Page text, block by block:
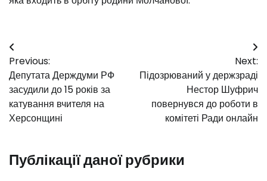
Навігація
записів
Previous:
Депутата Держдуми РФ
засудили до 15 років за
катування вчителя на
Херсонщині
Next:
Підозрюваний у держзраді
Нестор Шуфрич
повернувся до роботи в
комітеті Ради онлайн
Публікації даної рубрики